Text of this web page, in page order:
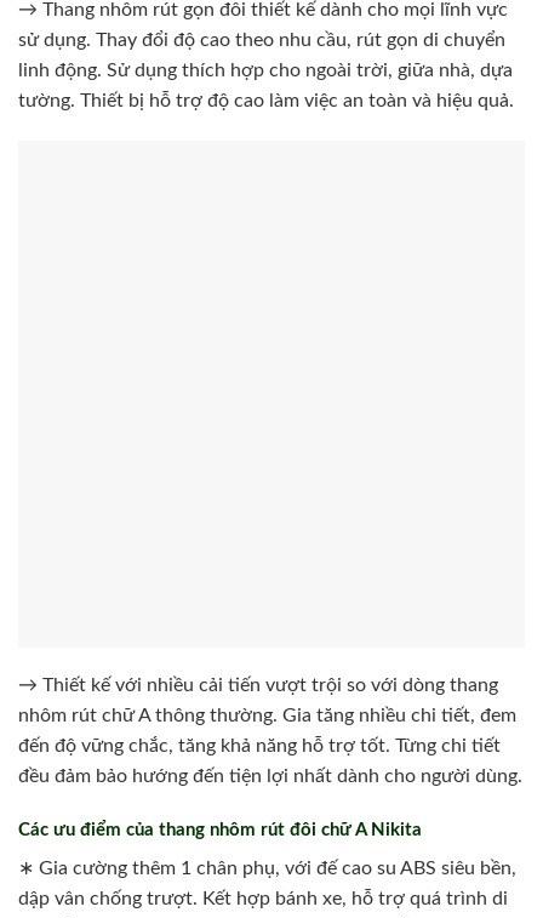
→ Thang nhôm rút gọn đôi thiết kế dành cho mọi lĩnh vực
sử dụng. Thay đổi độ cao theo nhu cầu, rút gọn di chuyển
linh động. Sử dụng thích hợp cho ngoài trời, giữa nhà, dựa
tường. Thiết bị hỗ trợ độ cao làm việc an toàn và hiệu quả.
→ Thiết kế với nhiều cải tiến vượt trội so với dòng thang
nhôm rút chữ A thông thường. Gia tăng nhiều chi tiết, đem
đến độ vững chắc, tăng khả năng hỗ trợ tốt. Từng chi tiết
đều đảm bảo hướng đến tiện lợi nhất dành cho người dùng.
Các ưu điểm của thang nhôm rút đôi chữ A Nikita
∗ Gia cường thêm 1 chân phụ, với đế cao su ABS siêu bền,
dập vân chống trượt. Kết hợp bánh xe, hỗ trợ quá trình di